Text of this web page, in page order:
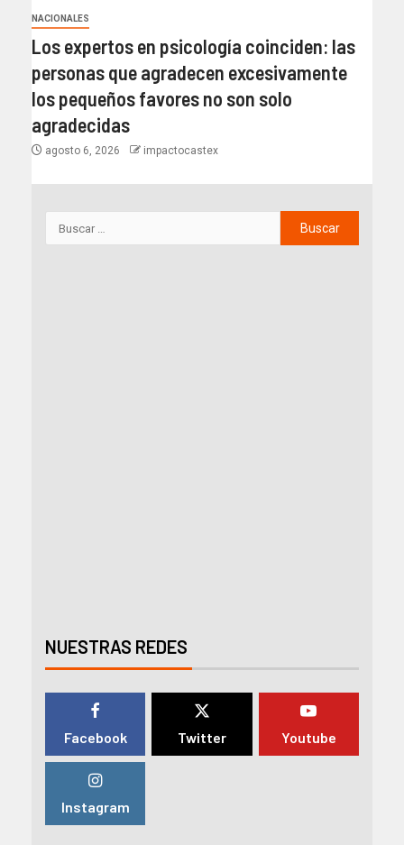
NACIONALES
Los expertos en psicología coinciden: las
personas que agradecen excesivamente
los pequeños favores no son solo
agradecidas
agosto 6, 2026 impactocastex
NUESTRAS REDES
Facebook Twitter Youtube
Instagram